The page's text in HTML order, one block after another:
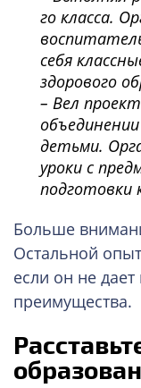
го класса.
себя
здорового
– Вел
детьми.
уроки с
подготовки
Больше
Остальной
если он не
преимущества.